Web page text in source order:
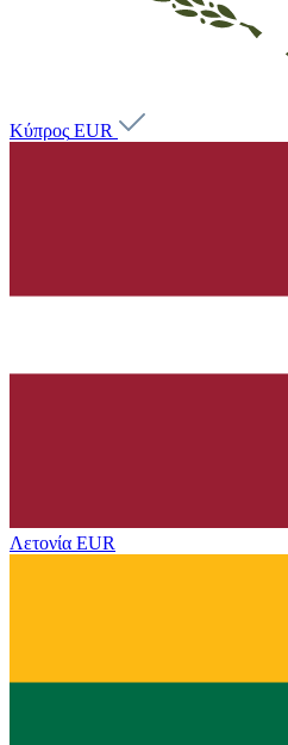
Κύπρος EUR
Λετονία EUR